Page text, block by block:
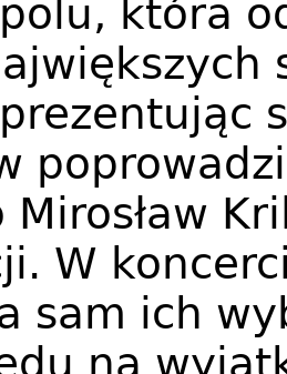
która
Mirosław
W
sam ich
na